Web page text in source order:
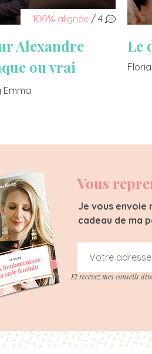
100% alignée / 4
Alexandre
ou vrai
Emma
Le
Vous
Je vous envoie
cadeau de ma
Et recevez mes conseils